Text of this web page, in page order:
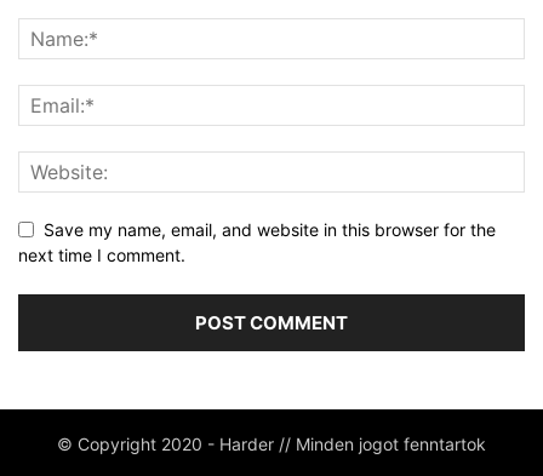
Save my name, email, and website in this browser for the
next time I comment.
© Copyright 2020 - Harder // Minden jogot fenntartok